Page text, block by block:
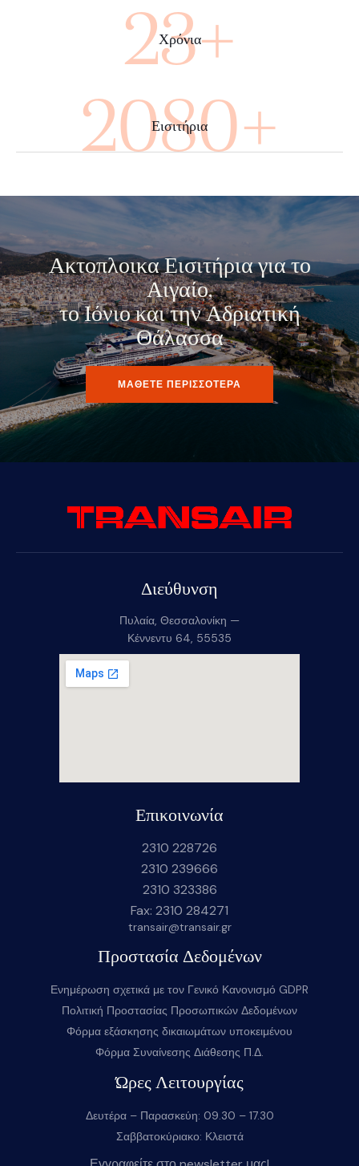
43+
Χρόνια
3800+
Εισιτήρια
Ακτοπλοικα Εισιτήρια για το
Αιγαίο,
το Ιόνιο και την Αδριατική
Θάλασσα
ΜΑΘΕΤΕ ΠΕΡΙΣΣΟΤΕΡΑ
Διεύθυνση
Πυλαία, Θεσσαλονίκη —
Κέννεντυ 64, 55535
Επικοινωνία
2310 228726
2310 239666
2310 323386
Fax: 2310 284271
transair@transair.gr
Προστασία Δεδομένων
Ενημέρωση σχετικά με τον Γενικό Κανονισμό GDPR
Πολιτική Προστασίας Προσωπικών Δεδομένων
Φόρμα εξάσκησης δικαιωμάτων υποκειμένου
Φόρμα Συναίνεσης Διάθεσης Π.Δ.
Ώρες Λειτουργίας
Δευτέρα – Παρασκεύη: 09.30 – 17.30
Σαββατοκύριακο: Κλειστά